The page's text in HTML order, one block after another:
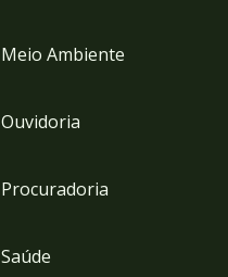
Meio Ambiente
Ouvidoria
Procuradoria
Saúde